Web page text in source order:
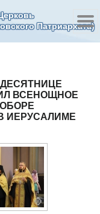
Патриархата)
ВСЕНОЩНОЕ
ИЕРУСАЛИМЕ